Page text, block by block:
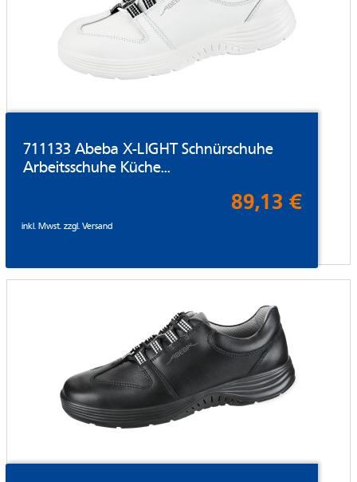
711133 Abeba X-LIGHT Schnürschuhe
Arbeitsschuhe Küche...
89,13 €
inkl. Mwst. zzgl.Versand